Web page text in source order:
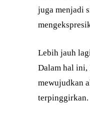
juga menjadi
Lebih jauh
Dalam hal ini,
mewujudkan
terpinggirkan.